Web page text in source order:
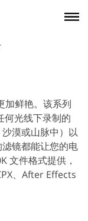
加鲜艳。该系列
何光线下录制的
漠或山脉中）以
镜都能让您的电
文件格式提供，
、After Effects